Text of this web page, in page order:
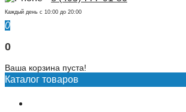
Каждый день c 10:00 до 20:00
0
0
Ваша корзина пуста!
Каталог товаров